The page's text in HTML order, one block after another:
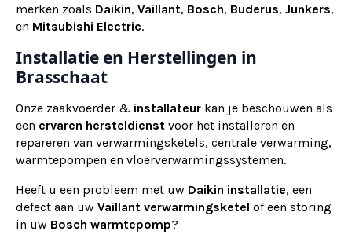
merken zoals Daikin, Vaillant, Bosch, Buderus, Junkers,
en Mitsubishi Electric.
Installatie en Herstellingen in
Brasschaat
Onze zaakvoerder & installateur kan je beschouwen als
een ervaren hersteldienst voor het installeren en
repareren van verwarmingsketels, centrale verwarming,
warmtepompen en vloerverwarmingssystemen.
Heeft u een probleem met uw Daikin installatie, een
defect aan uw Vaillant verwarmingsketel of een storing
in uw Bosch warmtepomp?